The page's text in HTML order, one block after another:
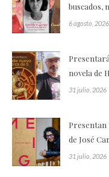
buscados,
6 agosto, 2026
novela de
31 julio, 2026
Presentan
de José
31 julio, 2026